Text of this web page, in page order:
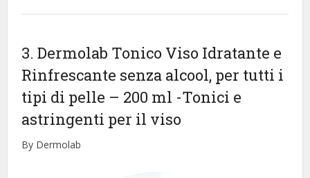
3. Dermolab Tonico Viso Idratante e
Rinfrescante senza alcool, per tutti i
tipi di pelle – 200 ml -Tonici e
astringenti per il viso
By Dermolab